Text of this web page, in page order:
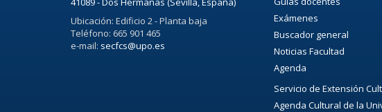
Ubicación: Edificio 2 - Planta baja
Teléfono: 665 901 465
e-mail: secfcs@upo.es
Exámenes
Buscador general
Noticias Facultad
Agenda
Servicio de Extensión
Agenda Cultural de la